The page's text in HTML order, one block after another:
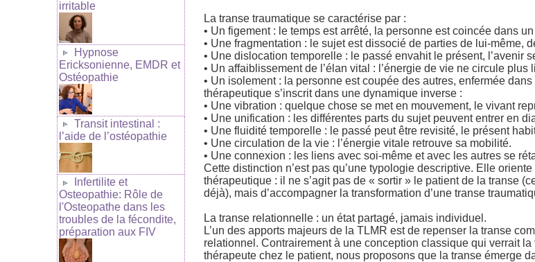
irritable
Hypnose
Ericksonienne, EMDR et
Ostéopathie
Transit intestinal :
l’aide de l’ostéopathie
Infertilite et
Osteopathie: Rôle de
l'Osteopathe dans les
troubles de la fécondite,
préparation aux FIV
La transe traumatique se caractérise par :
• Un figement : le temps est arrêté, la personne est coincée dans
• Une fragmentation : le sujet est dissocié de parties de lui-même,
• Une dislocation temporelle : le passé envahit le présent, l’avenir
• Un affaiblissement de l’élan vital : l’énergie de vie ne circule plus
• Un isolement : la personne est coupée des autres, enfermée
thérapeutique s’inscrit dans une dynamique inverse :
• Une vibration : quelque chose se met en mouvement, le vivant
• Une unification : les différentes parts du sujet peuvent entrer en
• Une fluidité temporelle : le passé peut être revisité, le présent
• Une circulation de la vie : l’énergie vitale retrouve sa mobilité.
• Une connexion : les liens avec soi-même et avec les autres se
Cette distinction n’est pas qu’une typologie descriptive. Elle
thérapeutique : il ne s’agit pas de « sortir » le patient de la transe
déjà), mais d’accompagner la transformation d’une transe
La transe relationnelle : un état partagé, jamais individuel.
L’un des apports majeurs de la TLMR est de repenser la transe
relationnel. Contrairement à une conception classique qui verrait
thérapeute chez le patient, nous proposons que la transe émerge